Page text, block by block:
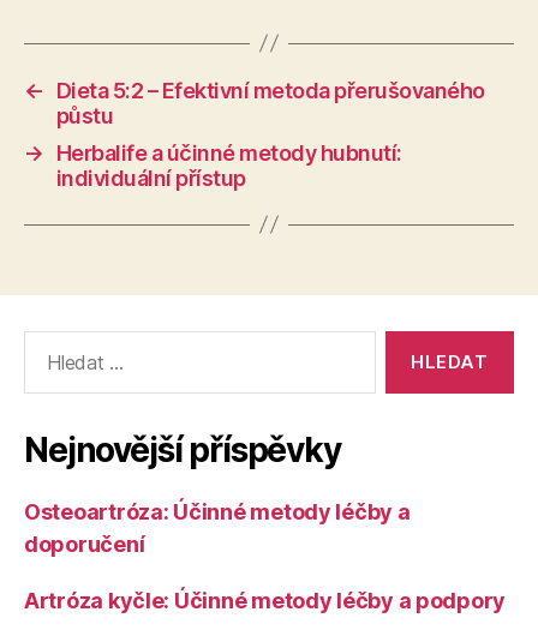
←
Dieta 5:2 – Efektivní metoda přerušovaného
půstu
→
Herbalife a účinné metody hubnutí:
individuální přístup
vyhledávání:
Nejnovější příspěvky
Osteoartróza: Účinné metody léčby a
doporučení
Artróza kyčle: Účinné metody léčby a podpory